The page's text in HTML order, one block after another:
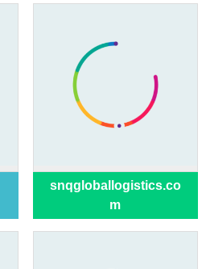
snqgloballogistics.co
m